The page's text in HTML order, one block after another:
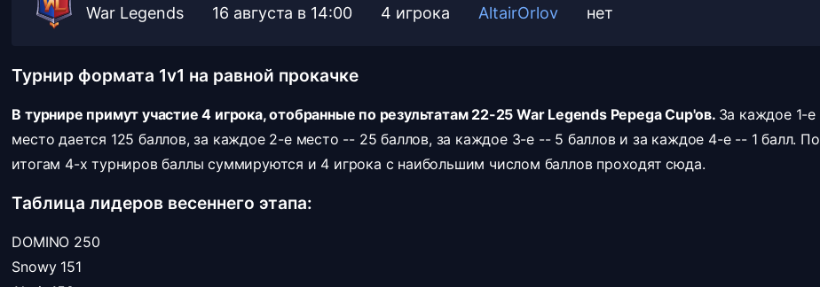
War Legends 16 августа в 14:00 4 игрока AltairOrlov нет
Турнир формата 1v1 на равной прокачке
В турнире примут участие 4 игрока, отобранные по результатам 22-25 War Legends Pepega Cup'ов. За каждое 1-е
место дается 125 баллов, за каждое 2-е место -- 25 баллов, за каждое 3-е -- 5 баллов и за каждое 4-е -- 1 балл. По
итогам 4-х турниров баллы суммируются и 4 игрока с наибольшим числом баллов проходят сюда.
Таблица лидеров весеннего этапа:
DOMINO 250
Snowy 151